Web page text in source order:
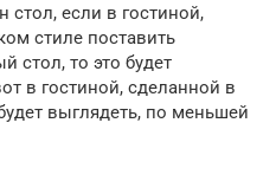
стол, если в гостиной,
стиле поставить
стол, то это будет
в гостиной, сделанной в
выглядеть, по меньшей